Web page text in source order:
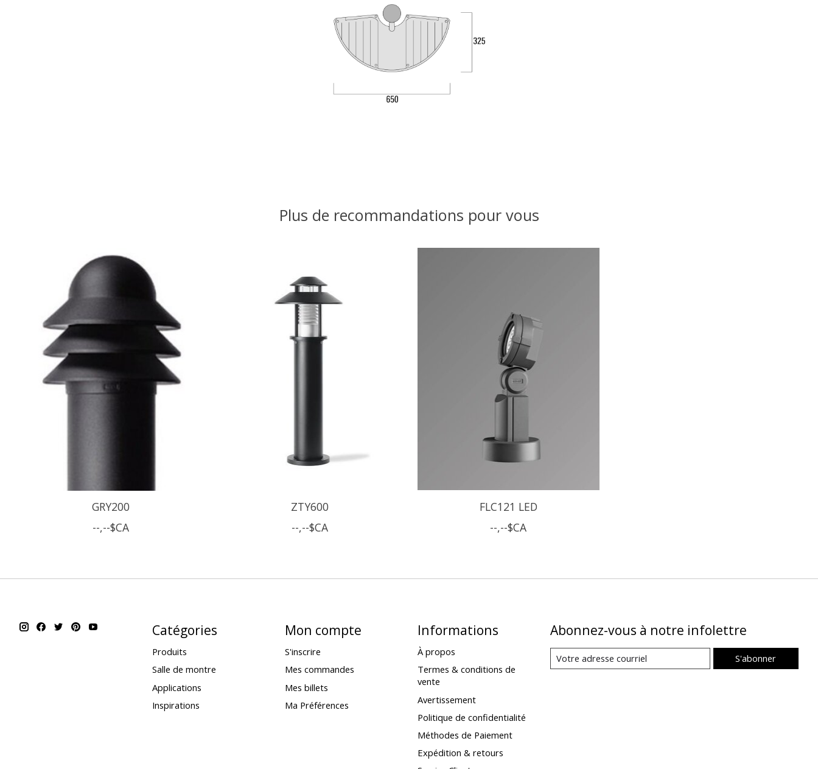
Plus de recommandations pour vous
Articles du carrousel de produits
GRY200
--,--$CA
ZTY600
--,--$CA
FLC121 LED
--,--$CA
Catégories
Produits
Salle de montre
Applications
Inspirations
Mon compte
S'inscrire
Mes commandes
Mes billets
Ma Préférences
Informations
À propos
Termes & conditions de
vente
Avertissement
Politique de confidentialité
Méthodes de Paiement
Expédition & retours
Abonnez-vous à notre infolettre
S'abonner